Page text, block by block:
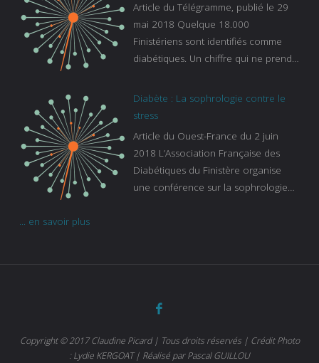
sur-le-sommeil
Article du Télégramme, publié le 29
mai 2018 Quelque 18.000
Finistériens sont identifiés comme
diabétiques. Un chiffre qui ne prend
s’ignorent. « C’est une pathologie qui
continue à augmenter, souligne
de la Caisse primaire d’assurance-
maladie. C’est aussi une pathologie
qui peut être handicapante et coûte
cher quand on sait que 37 % des
d’autant que le diabète
Diabète : La sophrologie contre le
stress
Article du Ouest-France du 2 juin
2018 L’Association Française des
Diabétiques du Finistère organise
une conférence sur la sophrologie
... en savoir plus
Copyright © 2017 Claudine Picard | Tous droits réservés | Crédit Photo
: Lydie KERGOAT | Réalisé par Pascal GUILLOU